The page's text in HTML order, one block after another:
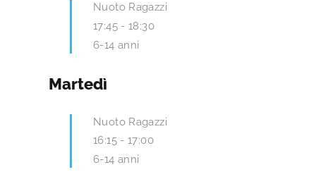
Nuoto Ragazzi
17:45 -18:30
6-14 anni
Martedì
Nuoto Ragazzi
16:15 -17:00
6-14 anni